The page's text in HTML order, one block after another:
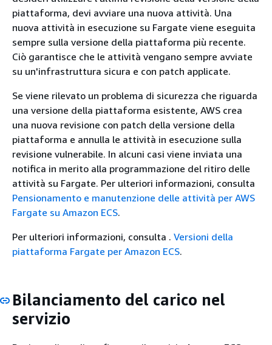
piattaforma, devi avviare una nuova attività. Una
nuova attività in esecuzione su Fargate viene eseguita
sempre sulla versione della piattaforma più recente.
Ciò garantisce che le attività vengano sempre avviate
su un'infrastruttura sicura e con patch applicate.
Se viene rilevato un problema di sicurezza che riguarda
una versione della piattaforma esistente, AWS crea
una nuova revisione con patch della versione della
piattaforma e annulla le attività in esecuzione sulla
revisione vulnerabile. In alcuni casi viene inviata una
notifica in merito alla programmazione del ritiro delle
attività su Fargate. Per ulteriori informazioni, consulta
Pensionamento e manutenzione delle attività per AWS
Fargate su Amazon ECS.
Per ulteriori informazioni, consulta . Versioni della
piattaforma Fargate per Amazon ECS.
Bilanciamento del carico nel
servizio